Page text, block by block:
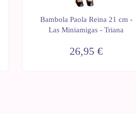
Bambola Paola Reina 21 cm -
Las Miniamigas - Triana
26,95 €